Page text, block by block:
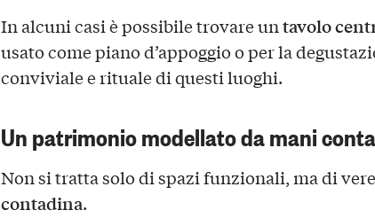
In alcuni casi è possibile trovare untavolo
usato come piano d’appoggio o per la
conviviale e rituale di questi luoghi.
Un patrimonio modellato da mani
Non si tratta solo di spazi funzionali, ma di vere
contadina.